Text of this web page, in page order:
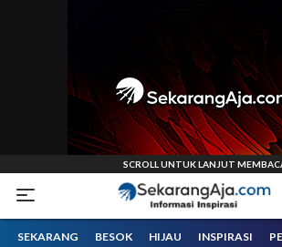
Sekarangaja
Informasi Inspirasi Malang Raya
SEKARANG BESOK HIJAU INSPIRASI